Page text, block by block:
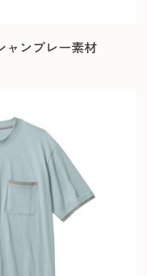
ャンブレー素材